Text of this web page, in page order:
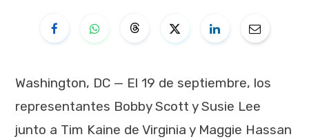
Washington, DC — El 19 de septiembre, los
representantes Bobby Scott y Susie Lee
junto a Tim Kaine de Virginia y Maggie Hassan